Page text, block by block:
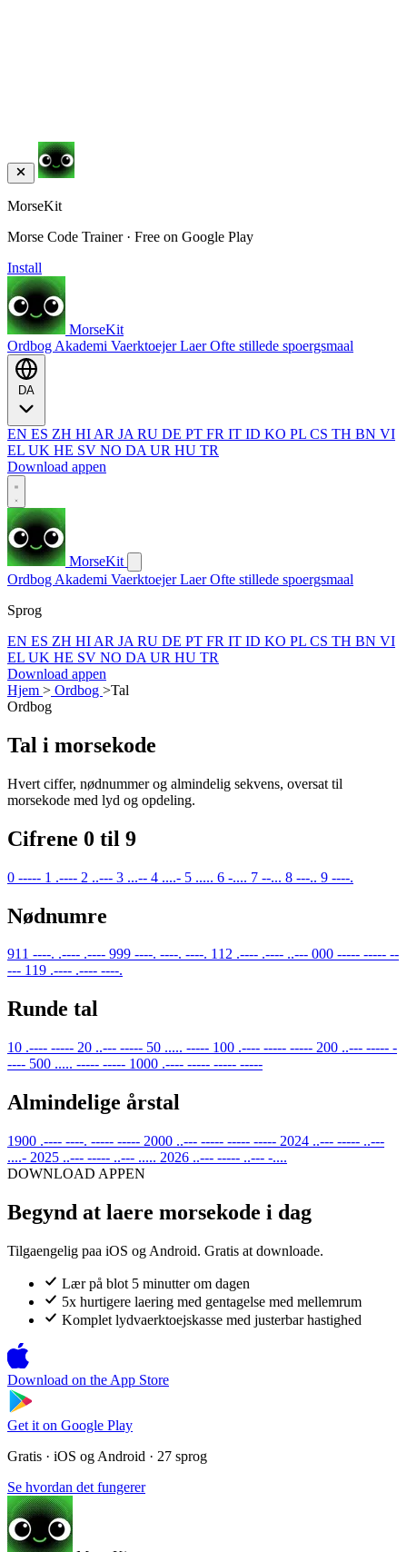
MorseKit
Morse Code Trainer · Free on Google Play
Install
MorseKit
Ordbog Akademi VaerktoejerLaerOfte stillede spoergsmaal
EN ES ZH HI AR JA RU DE PT FR IT ID KO PL CS TH BN VI
EL UK HE SV NO DA UR HU TR
Download appen
MorseKit
Ordbog Akademi VaerktoejerLaerOfte stillede spoergsmaal
Sprog
EN ES ZH HI AR JA RU DE PT FR IT ID KO PL CS TH BN VI
EL UK HE SV NO DA UR HU TR
Download appen
Hjem > Ordbog >Tal
Ordbog
Tal i morsekode
Hvert ciffer, nødnummer og almindelig sekvens, oversat til
morsekode med lyd og opdeling.
Cifrene 0 til 9
0 ----- 1 .---- 2 ..--- 3 ...-- 4 ....- 5 ..... 6 -.... 7 --... 8 ---.. 9 ----.
Nødnumre
911 ----. .---- .---- 999 ----. ----. ----. 112 .---- .---- ..--- 000 ----- ----- --
--- 119 .---- .---- ----.
Runde tal
10 .---- ----- 20 ..--- ----- 50 ..... ----- 100 .---- ----- ----- 200 ..--- ----- -
---- 500 ..... ----- ----- 1000 .---- ----- ----- -----
Almindelige årstal
1900 .---- ----. ----- ----- 2000 ..--- ----- ----- ----- 2024 ..--- ----- ..---
....- 2025 ..--- ----- ..--- ..... 2026 ..--- ----- ..--- -....
DOWNLOAD APPEN
Begynd at laere morsekode i dag
Tilgaengelig paa iOS og Android. Gratis at downloade.
Lær på blot 5 minutter om dagen
5x hurtigere laering med gentagelse med mellemrum
Komplet lydvaerktoejskasse med justerbar hastighed
Download on the App Store
Get it on Google Play
Gratis · iOS og Android · 27 sprog
Se hvordan det fungerer